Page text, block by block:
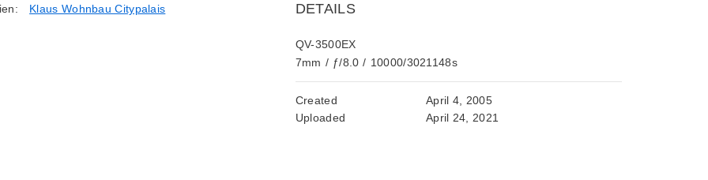
Klaus Wohnbau Citypalais DETAILS
QV-3500EX
7mm / ƒ/8.0 / 10000/3021148s
Created
April 4, 2005
Uploaded
April 24, 2021